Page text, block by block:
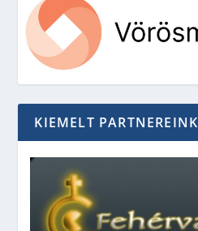
KIEMELT PARTNEREINK